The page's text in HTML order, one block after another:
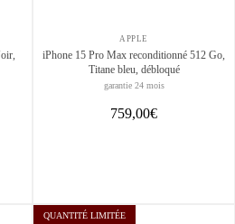
APPLE
iPhone 15 Pro Max reconditionné 512 Go,
Titane bleu, débloqué
garantie 24 mois
759,00€
QUANTITÉ LIMITÉE